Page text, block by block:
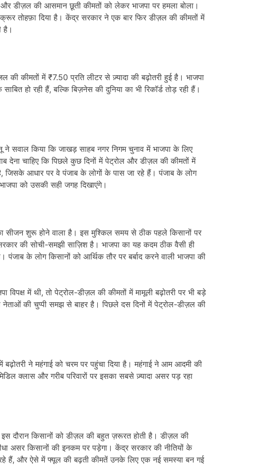
डीज़ल की आसमान छूती कीमतों को लेकर भाजपा पर हमला बोला।
तोहफ़ा दिया है। केंद्र सरकार ने एक बार फिर डीज़ल की कीमतों में
है।
की कीमतों में ₹7.50 प्रति लीटर से ज़्यादा की बढ़ोतरी हुई है। भाजपा
हो रही हैं, बल्कि बिज़नेस की दुनिया का भी रिकॉर्ड तोड़ रही हैं।
सवाल किया कि जाखड़ साहब नगर निगम चुनाव में भाजपा के लिए
देना चाहिए कि पिछले कुछ दिनों में पेट्रोल और डीज़ल की कीमतों में
जिसके आधार पर वे पंजाब के लोगों के पास जा रहे हैं। पंजाब के लोग
को उसकी सही जगह दिखाएंगे।
सीजन शुरू होने वाला है। इस मुश्किल समय से ठीक पहले किसानों पर
की सोची-समझी साज़िश है। भाजपा का यह कदम ठीक वैसी ही
के लोग किसानों को आर्थिक तौर पर बर्बाद करने वाली भाजपा की
में थी, तो पेट्रोल-डीज़ल की कीमतों में मामूली बढ़ोतरी पर भी बड़े
नेताओं की चुप्पी समझ से बाहर है। पिछले दस दिनों में पेट्रोल-डीज़ल की
ने महंगाई को चरम पर पहुंचा दिया है। महंगाई ने आम आदमी की
क्लास और गरीब परिवारों पर इसका सबसे ज़्यादा असर पड़ रहा
दौरान किसानों को डीज़ल की बहुत ज़रूरत होती है। डीज़ल की
असर किसानों की इनकम पर पड़ेगा। केंद्र सरकार की नीतियों के
हैं, और ऐसे में फ्यूल की बढ़ती कीमतें उनके लिए एक नई समस्या बन गई